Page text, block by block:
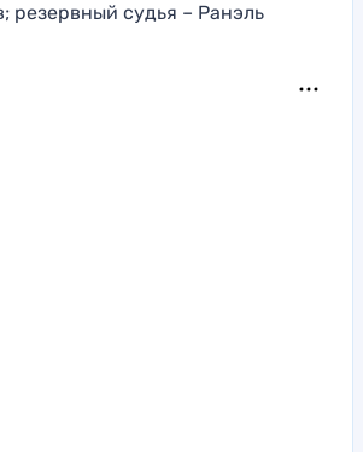
резервный судья – Ранэль